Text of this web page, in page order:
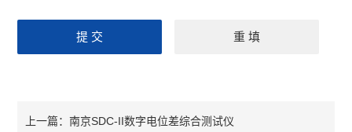
上一篇：南京SDC-II数字电位差综合测试仪